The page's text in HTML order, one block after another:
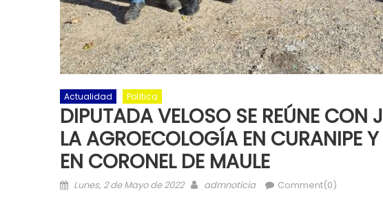
Actualidad Política
DIPUTADA VELOSO SE REÚNE CON
LA AGROECOLOGÍA EN CURANIPE
EN CORONEL DE MAULE
Posted on
Lunes, 2 de Mayo de 2022 Author
admnoticia Comment(0)